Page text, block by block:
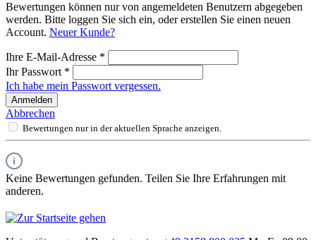
Bewertungen können nur von angemeldeten Benutzern abgegeben
werden. Bitte loggen Sie sich ein, oder erstellen Sie einen neuen
Account. Neuer Kunde?
Ihre E-Mail-Adresse *
Ihr Passwort *
Ich habe mein Passwort vergessen.
Anmelden
Abbrechen
Bewertungen nur in der aktuellen Sprache anzeigen.
Keine Bewertungen gefunden. Teilen Sie Ihre Erfahrungen mit
anderen.